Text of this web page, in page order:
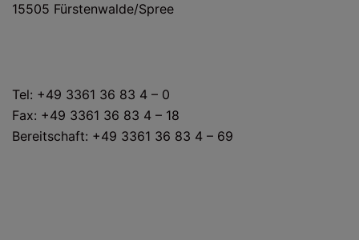
15505 Fürstenwalde/Spree
Tel: +49 3361 36 83 4 – 0
Fax: +49 3361 36 83 4 – 18
Bereitschaft: +49 3361 36 83 4 – 69